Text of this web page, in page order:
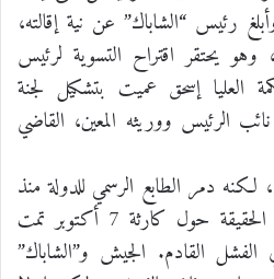
رئيس “الشاباك” عن نية إقالته،
وهو يحتقر اقتراح التسوية لرئيس
العليا إسحق عميت بتشكيل لجنة
الرئيس ووريثه المعين، القاضي
دمر الطابع الرسمي للدولة منذ
زمن، والنتيجة أن اكتشاف الحقيقة حول كارثة 7 أكتوبر تمت
القادم. الجيش و”الشاباك”